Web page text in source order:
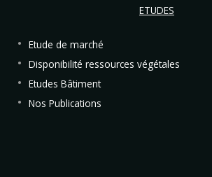
ETUDES
Etude de marché
Disponibilité ressources végétales
Etudes Bâtiment
Nos Publications